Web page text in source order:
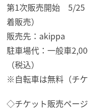
第1次販売開始 5/25
着販売）
販売先：akippa
駐車場代：一般車
（税込）
※自転車は無料（チケ
◇チケット販売ページ